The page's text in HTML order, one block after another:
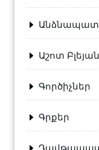
Աշոտ
Գործիչներ
Գրքեր